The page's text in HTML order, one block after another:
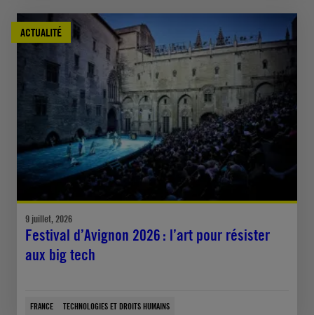
ACTUALITÉ
9 juillet, 2026
Festival d’Avignon 2026 : l’art pour résister
aux big tech
FRANCE TECHNOLOGIES ET DROITS HUMAINS